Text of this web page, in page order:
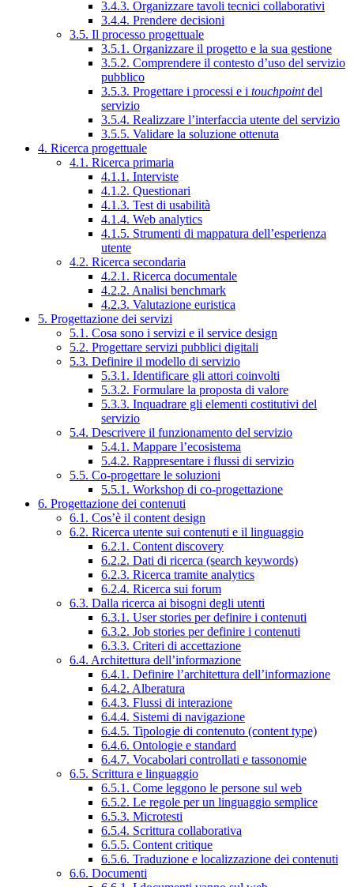
3.4.3. Organizzare tavoli tecnici collaborativi
3.4.4. Prendere decisioni
3.5. Il processo progettuale
3.5.1. Organizzare il progetto e la sua gestione
3.5.2. Comprendere il contesto d’uso del servizio
pubblico
3.5.3. Progettare i processi e i touchpointdel
servizio
3.5.4. Realizzare l’interfaccia utente del servizio
3.5.5. Validare la soluzione ottenuta
4. Ricerca progettuale
4.1. Ricerca primaria
4.1.1. Interviste
4.1.2. Questionari
4.1.3. Test di usabilità
4.1.4. Web analytics
4.1.5. Strumenti di mappatura dell’esperienza
utente
4.2. Ricerca secondaria
4.2.1. Ricerca documentale
4.2.2. Analisi benchmark
4.2.3. Valutazione euristica
5. Progettazione dei servizi
5.1. Cosa sono i servizi e il service design
5.2. Progettare servizi pubblici digitali
5.3. Definire il modello di servizio
5.3.1. Identificare gli attori coinvolti
5.3.2. Formulare la proposta di valore
5.3.3. Inquadrare gli elementi costitutivi del
servizio
5.4. Descrivere il funzionamento del servizio
5.4.1. Mappare l’ecosistema
5.4.2. Rappresentare i flussi di servizio
5.5. Co-progettare le soluzioni
5.5.1. Workshop di co-progettazione
6. Progettazione dei contenuti
6.1. Cos’è il content design
6.2. Ricerca utente sui contenuti e il linguaggio
6.2.1. Content discovery
6.2.2. Dati di ricerca (search keywords)
6.2.3. Ricerca tramite analytics
6.2.4. Ricerca sui forum
6.3. Dalla ricerca ai bisogni degli utenti
6.3.1. User stories per definire i contenuti
6.3.2. Job stories per definire i contenuti
6.3.3. Criteri di accettazione
6.4. Architettura dell’informazione
6.4.1. Definire l’architettura dell’informazione
6.4.2. Alberatura
6.4.3. Flussi di interazione
6.4.4. Sistemi di navigazione
6.4.5. Tipologie di contenuto (content type)
6.4.6. Ontologie e standard
6.4.7. Vocabolari controllati e tassonomie
6.5. Scrittura e linguaggio
6.5.1. Come leggono le persone sul web
6.5.2. Le regole per un linguaggio semplice
6.5.3. Microtesti
6.5.4. Scrittura collaborativa
6.5.5. Content critique
6.5.6. Traduzione e localizzazione dei contenuti
6.6. Documenti